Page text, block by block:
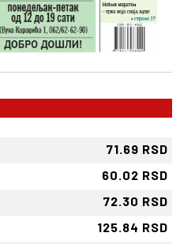
71.69 RSD
60.02 RSD
72.30 RSD
125.84 RSD